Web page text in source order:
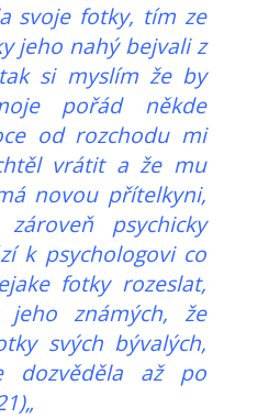
svoje fotky, tím ze
jeho nahý bejvali z
si myslím že by
pořád někde
od rozchodu mi
vrátit a že mu
novou přítelkyni,
psychicky
k psychologovi co
fotky rozeslat,
známých, že
svých bývalých,
až po